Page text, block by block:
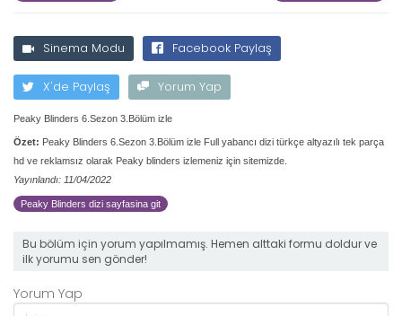
Sinema Modu Facebook Paylaş
X'de Paylaş Yorum Yap
Peaky Blinders 6.Sezon 3.Bölüm izle
Özet: Peaky Blinders 6.Sezon 3.Bölüm izle Full yabancı dizi türkçe altyazılı tek parça
hd ve reklamsız olarak Peaky blinders izlemeniz için sitemizde.
Yayınlandı: 11/04/2022
Peaky Blinders dizi sayfasina git
Bu bölüm için yorum yapılmamış. Hemen alttaki formu doldur ve
ilk yorumu sen gönder!
Yorum Yap